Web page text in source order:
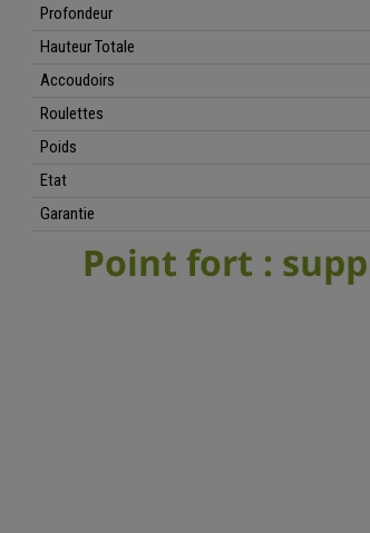
Profondeur
Hauteur Totale
Accoudoirs
Roulettes
Poids
Etat
Garantie